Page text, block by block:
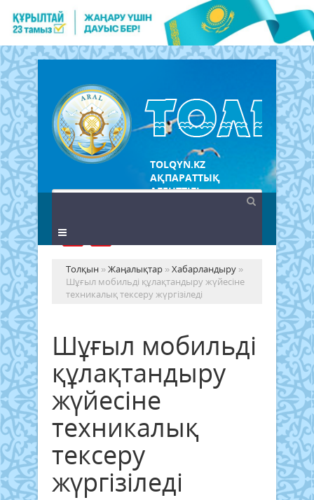
TOLQYN.KZ
АҚПАРАТТЫҚ
АГЕНТТІГІ
Толқын »Жаңалықтар »Хабарландыру »
Шұғыл мобильді құлақтандыру жүйесіне
техникалық тексеру жүргізіледі
Шұғыл мобильді
құлақтандыру
жүйесіне
техникалық
тексеру
жүргізіледі